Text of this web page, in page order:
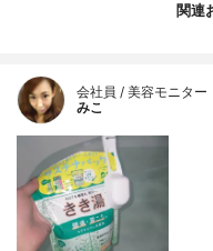
関連
会社員 / 美容モニター
みこ